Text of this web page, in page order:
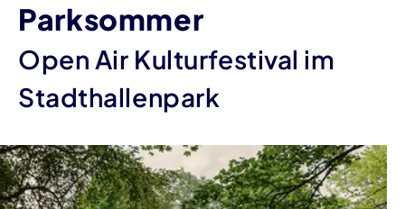
Parksommer
Open Air Kulturfestival im
Stadthallenpark